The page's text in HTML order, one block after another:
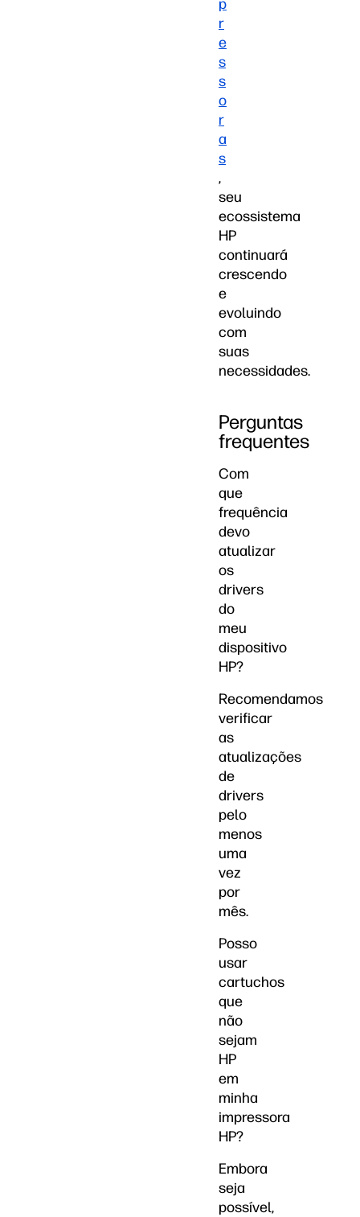
p
r
e
s
s
o
r
a
s
,
seu
ecossistema
HP
continuará
crescendo
e
evoluindo
com
suas
necessidades.
Perguntas
frequentes
Com
que
frequência
devo
atualizar
os
drivers
do
meu
dispositivo
HP?
Recomendamos
verificar
as
atualizações
de
drivers
pelo
menos
uma
vez
por
mês.
Posso
usar
cartuchos
que
não
sejam
HP
em
minha
impressora
HP?
Embora
seja
possível,